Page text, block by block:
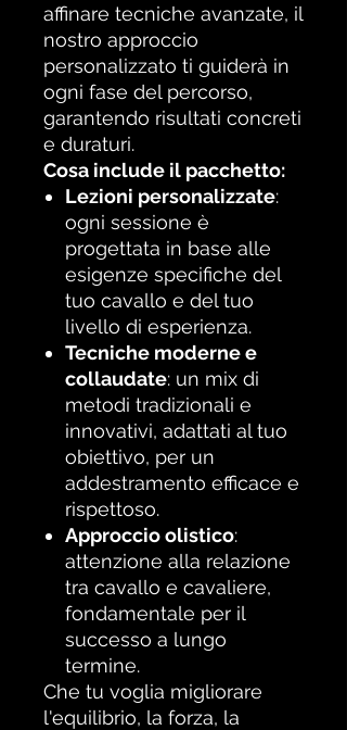
affinare tecniche avanzate, il
nostro approccio
personalizzato ti guiderà in
ogni fase del percorso,
garantendo risultati concreti
e duraturi.
Cosa include il pacchetto:
Lezioni personalizzate:
ogni sessione è
progettata in base alle
esigenze specifiche del
tuo cavallo e del tuo
livello di esperienza.
Tecniche moderne e
collaudate: un mix di
metodi tradizionali e
innovativi, adattati al tuo
obiettivo, per un
addestramento efficace e
rispettoso.
Approccio olistico:
attenzione alla relazione
tra cavallo e cavaliere,
fondamentale per il
successo a lungo
termine.
Che tu voglia migliorare
l'equilibrio, la forza, la